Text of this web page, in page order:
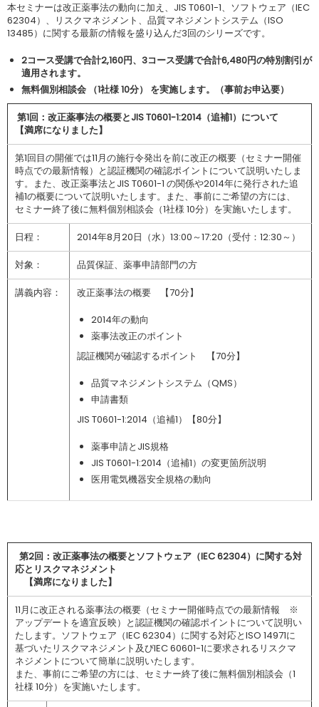
本セミナーは改正薬事法の動向に加え、JIS T0601-1、ソフトウェア（IEC
62304）、リスクマネジメント、品質マネジメントシステム（ISO
13485）に関する最新の情報を盛り込んだ3回のシリーズです。
2コース受講で合計2,160円、3コース受講で合計6,480円の特別割引が
適用されます。
無料個別相談会 （1社様 10分） を実施します。（事前お申込要）
第1回：改正薬事法の概要とJIS T0601-1:2014（追補1）について
【満席になりました】
第1回目の開催では11月の施行令発出を前に改正の概要（セミナー開催
時点での最新情報）と認証機関の確認ポイントについて説明いたしま
す。また、改正薬事法とJIS T0601-1 の関係や2014年に発行された追
補1の概要について説明いたします。また、事前にご希望の方には、
セミナー終了後に無料個別相談会（1社様 10分）を実施いたします。
日程： 2014年8月20日（水）13:00～17:20（受付：12:30～）
対象： 品質保証、薬事申請部門の方
講義内容：
改正薬事法の概要 【70分】
2014年の動向
薬事法改正のポイント
認証機関が確認するポイント 【70分】
品質マネジメントシステム（QMS）
申請書類
JIS T0601-1:2014（追補1）【80分】
薬事申請とJIS規格
JIS T0601-1:2014（追補1）の変更箇所説明
医用電気機器安全規格の動向
第2回：改正薬事法の概要とソフトウェア（IEC 62304）に関する対
応とリスクマネジメント
【満席になりました】
11月に改正される薬事法の概要（セミナー開催時点での最新情報 ※
アップデートを適宜反映）と認証機関の確認ポイントについて説明い
たします。ソフトウェア（IEC 62304）に関する対応とISO 14971に
基づいたリスクマネジメント及びIEC 60601-1に要求されるリスクマ
ネジメントについて簡単に説明いたします。
また、事前にご希望の方には、セミナー終了後に無料個別相談会（1
社様 10分）を実施いたします。